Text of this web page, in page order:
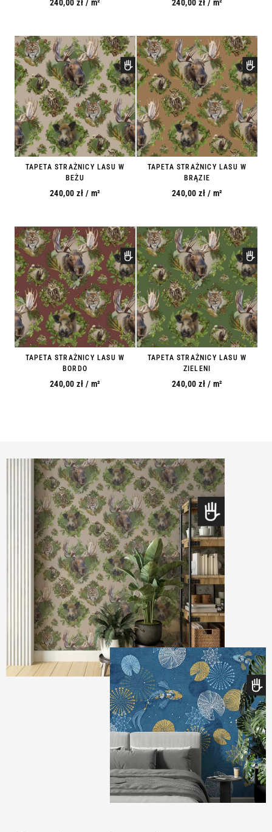
240,00 zł / m² 240,00 zł / m²
TAPETA STRAŻNICY LASU W
BEŻU
240,00 zł / m²
TAPETA STRAŻNICY LASU W
BRĄZIE
240,00 zł / m²
TAPETA STRAŻNICY LASU W
BORDO
240,00 zł / m²
TAPETA STRAŻNICY LASU W
ZIELENI
240,00 zł / m²